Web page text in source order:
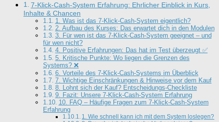
7-Klick-Cash-System Erfahrung: Ehrlicher Einblick in Kurs,
Inhalte & Chancen
1. Was ist das 7-Klick-Cash-System eigentlich?
2. Aufbau des Kurses: Das erwartet dich in den Modulen
3. Für wen ist das 7-Klick-Cash-System geeignet – und
für wen nicht?
4. Positive Erfahrungen: Das hat im Test überzeugt ✅
5. Kritische Punkte: Wo liegen die Grenzen des
Systems? ❌
6. Vorteile des 7-Klick-Cash-Systems im Überblick
7. Wichtige Einschränkungen & Hinweise vor dem Kauf
8. Lohnt sich der Kauf? Entscheidungs-Checkliste
9. Fazit: Unsere 7-Klick-Cash-System Erfahrung
10. FAQ – Häufige Fragen zum 7-Klick-Cash-System
Erfahrung
1. Wie schnell kann ich mit dem System loslegen?